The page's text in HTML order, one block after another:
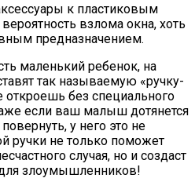
к пластиковым
взлома окна, хоть
предназначением.
маленький ребенок, на
так называемую «ручку-
откроешь без специального
если ваш малыш дотянется
у него это не
ручки не только поможет
случая, но и создаст
злоумышленников!